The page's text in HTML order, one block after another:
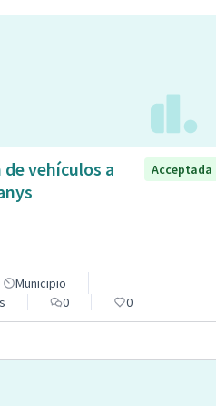
vehículos a
Acceptada
Municipio
0 0